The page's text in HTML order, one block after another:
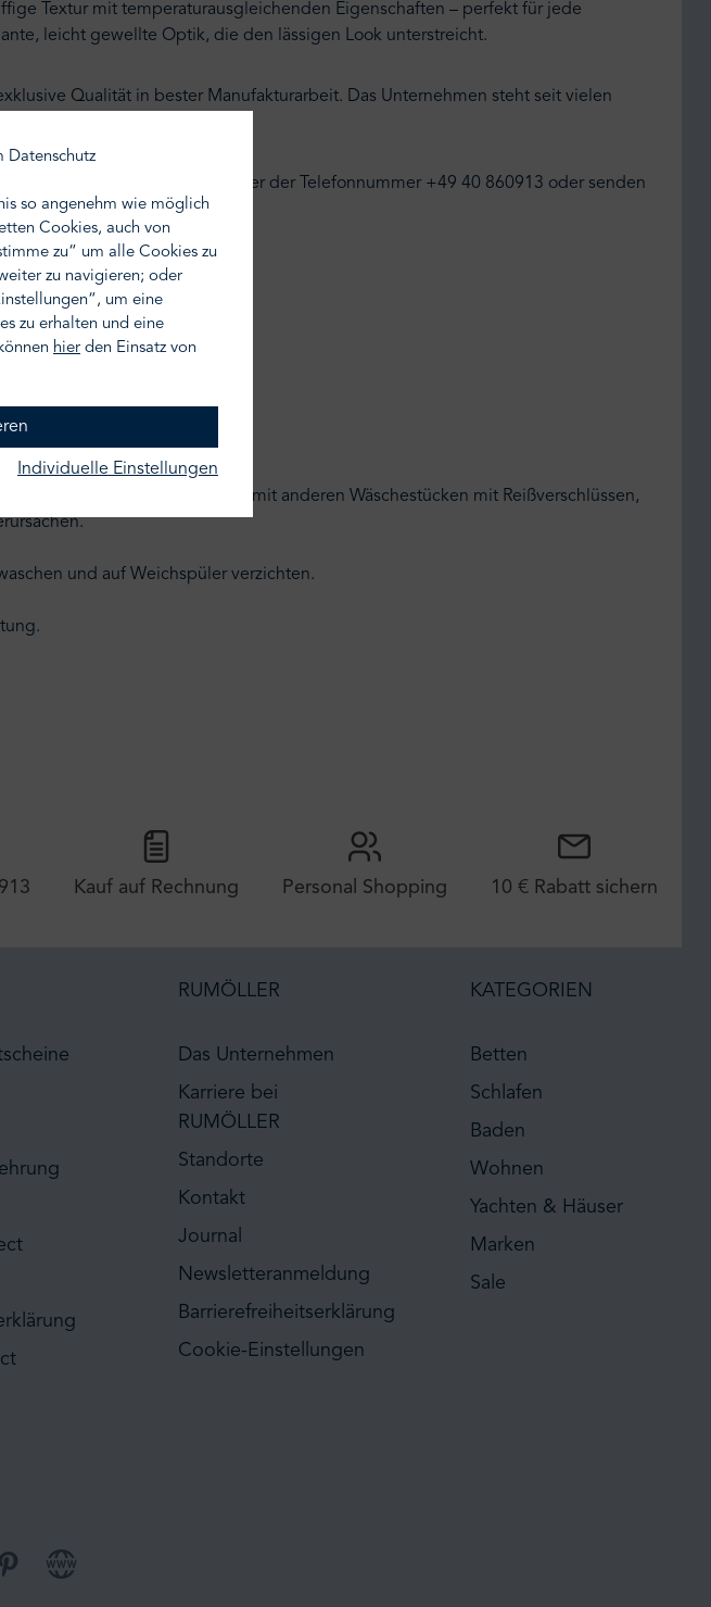
Textur mit temperaturausgleichenden Eigenschaften – perfekt für jede
leicht gewellte Optik, die den lässigen Look unterstreicht.
Qualität in bester Manufakturarbeit. Das Unternehmen steht seit vielen
gern Kontakt zu uns auf unter der Telefonnummer +49 40 860913 oder senden
Waschen Sie sie nicht mit anderen Wäschestücken mit Reißverschlüssen,
und auf Weichspüler verzichten.
Kauf auf Rechnung Personal Shopping 10 € Rabatt sichern
RUMÖLLER
Das Unternehmen
Karriere bei
RUMÖLLER
Standorte
Kontakt
Journal
Newsletteranmeldung
Barrierefreiheitserklärung
Cookie-Einstellungen
KATEGORIEN
Betten
Schlafen
Baden
Wohnen
Yachten & Häuser
Marken
Sale
Website
Datenschutz
so angenehm wie möglich
Cookies, auch von
zu“ um alle Cookies zu
zu navigieren; oder
um eine
zu erhalten und eine
hier den Einsatz von
Individuelle Einstellungen